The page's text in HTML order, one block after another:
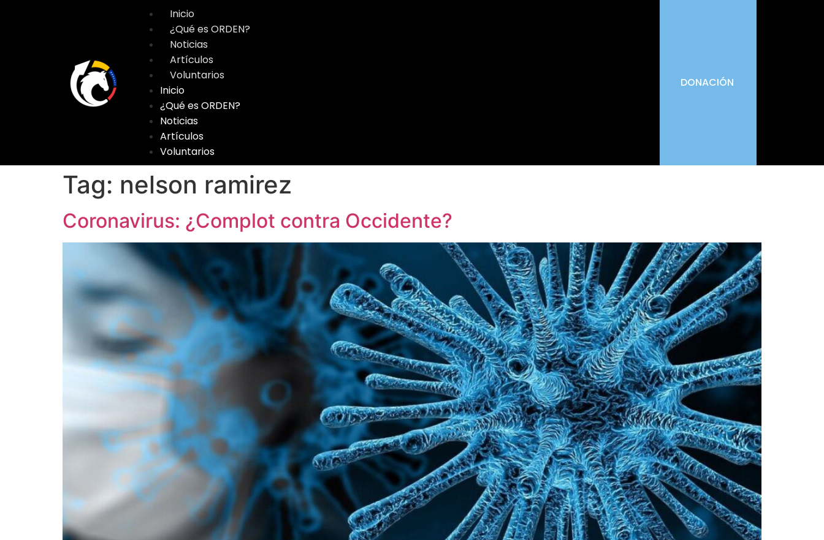
Inicio
¿Qué es ORDEN?
Noticias
Artículos
Voluntarios
Inicio
¿Qué es ORDEN?
Noticias
Artículos
Voluntarios
DONACIÓN
Tag: nelson ramirez
Coronavirus: ¿Complot contra Occidente?